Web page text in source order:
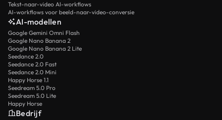
Tekst-naar-video AI-workflows
AI-workflows voor beeld-naar-video-conversie
AI-modellen
Google Gemini Omni Flash
Google Nano Banana 2
Google Nano Banana 2 Lite
Seedance 2.0
Seedance 2.0 Fast
Seedance 2.0 Mini
Happy Horse 1.1
Seedream 5.0 Pro
Seedream 5.0 Lite
Happy Horse
Bedrijf